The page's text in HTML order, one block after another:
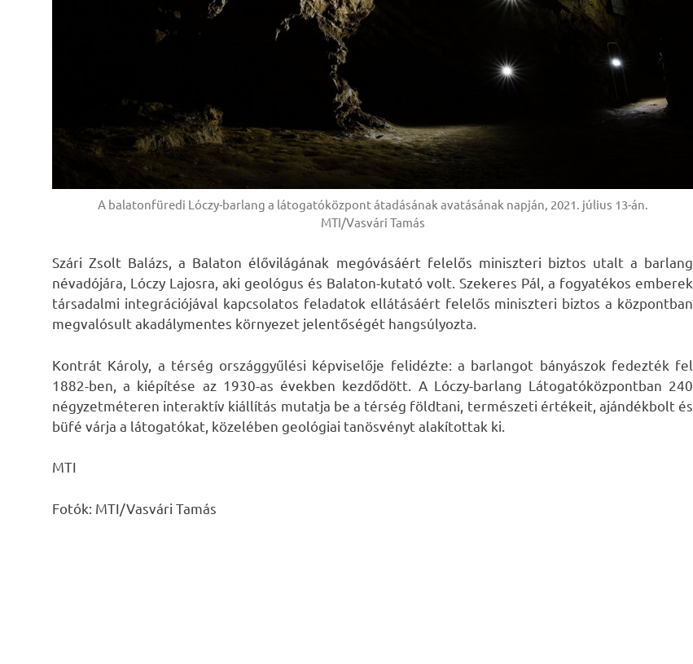
A balatonfüredi Lóczy-barlang a látogatóközpont átadásának avatásának napján, 2021. július 13-án.
MTI/Vasvári Tamás
Szári Zsolt Balázs, a Balaton élővilágának megóvásáért felelős miniszteri biztos utalt a barlang
névadójára, Lóczy Lajosra, aki geológus és Balaton-kutató volt. Szekeres Pál, a fogyatékos emberek
társadalmi integrációjával kapcsolatos feladatok ellátásáért felelős miniszteri biztos a központban
megvalósult akadálymentes környezet jelentőségét hangsúlyozta.
Kontrát Károly, a térség országgyűlési képviselője felidézte: a barlangot bányászok fedezték fel
1882-ben, a kiépítése az 1930-as években kezdődött. A Lóczy-barlang Látogatóközpontban 240
négyzetméteren interaktív kiállítás mutatja be a térség földtani, természeti értékeit, ajándékbolt és
büfé várja a látogatókat, közelében geológiai tanösvényt alakítottak ki.
MTI
Fotók: MTI/Vasvári Tamás